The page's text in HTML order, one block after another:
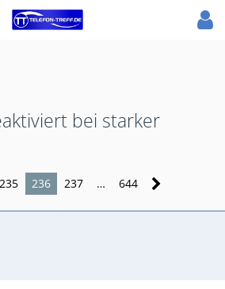
bei starker
235 236 237 … 644